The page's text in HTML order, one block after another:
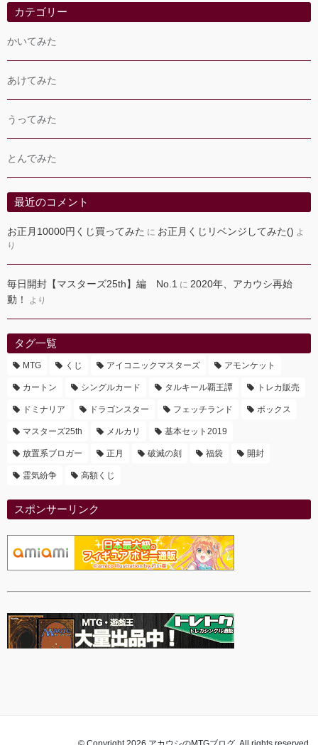
カテゴリー
かいてみた
あけてみた
うってみた
とんでみた
最近のコメント
お正月10000円くじ買ってみた に お正月くじリベンジしてみた() よ
り
毎日開封【マスターズ25th】編 No.1 に 2020年、アカウシ再始
動！
より
タグ一覧
MTG くじ アイコニックマスターズ アモンケット
カートン シングルカード タルキール覇王譚 トレカ販売
ドミナリア ドラゴンスター フェッチランド ボックス
マスターズ25th メルカリ 基本セット2019
放置系ブロガー 正月 破滅の刻 福袋 開封
霊気紛争 高額くじ
スポンサーリンク